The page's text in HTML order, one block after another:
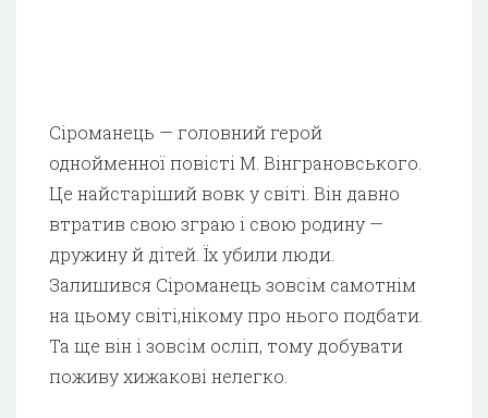
Сіроманець — головний герой
однойменної повісті М. Вінграновського.
Це найстаріший вовк у світі. Він давно
втратив свою зграю і свою родину —
дружину й дітей. Їх убили люди.
Залишився Сіроманець зовсім самотнім
на цьому світі,нікому про нього подбати.
Та ще він і зовсім осліп, тому добувати
поживу хижакові нелегко.